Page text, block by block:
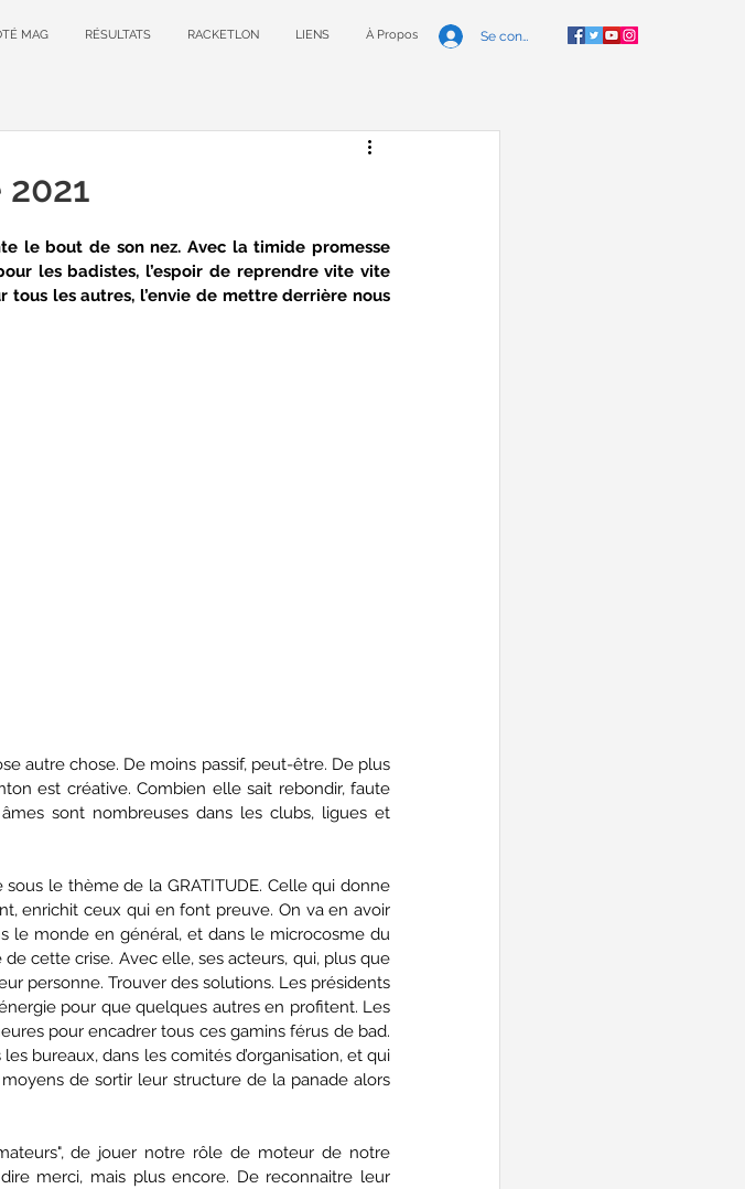
MAG RÉSULTATS RACKETLON LIENS À Propos Se connecter
le bout de son nez. Avec la timide promesse
les badistes, l’espoir de reprendre vite vite
les autres, l’envie de mettre derrière nous
autre chose. De moins passif, peut-être. De plus
est créative. Combien elle sait rebondir, faute
sont nombreuses dans les clubs, ligues et
le thème de la GRATITUDE. Celle qui donne
enrichit ceux qui en font preuve. On va en avoir
le monde en général, et dans le microcosme du
cette crise. Avec elle, ses acteurs, qui, plus que
personne. Trouver des solutions. Les présidents
pour que quelques autres en profitent. Les
pour encadrer tous ces gamins férus de bad.
bureaux, dans les comités d’organisation, et qui
de sortir leur structure de la panade alors
de jouer notre rôle de moteur de notre
merci, mais plus encore. De reconnaitre leur